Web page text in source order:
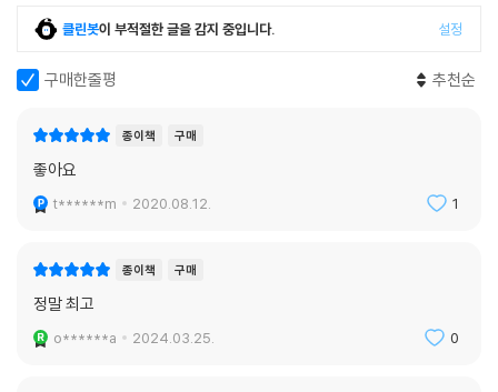
클린봇이 부적절한 글을 감지 중입니다. 설정
구매한줄평 추천순
종이책 구매
좋아요
t******m 2020.08.12. 1
종이책 구매
정말 최고
o******a 2024.03.25. 0